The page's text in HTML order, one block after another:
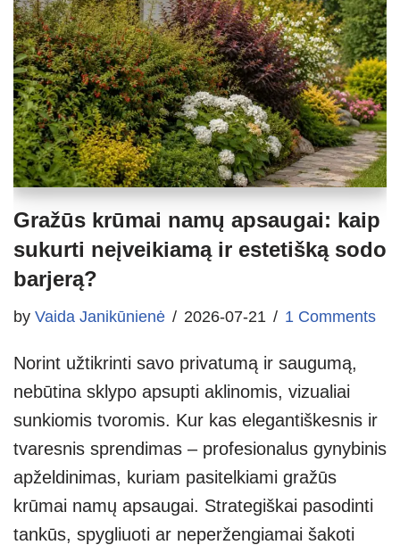
Gražūs krūmai namų apsaugai: kaip
sukurti neįveikiamą ir estetišką sodo
barjerą?
by Vaida Janikūnienė 2026-07-21 1 Comments
Norint užtikrinti savo privatumą ir saugumą,
nebūtina sklypo apsupti aklinomis, vizualiai
sunkiomis tvoromis. Kur kas elegantiškesnis ir
tvaresnis sprendimas – profesionalus gynybinis
apželdinimas, kuriam pasitelkiami gražūs
krūmai namų apsaugai. Strategiškai pasodinti
tankūs, spygliuoti ar neperžengiamai šakoti